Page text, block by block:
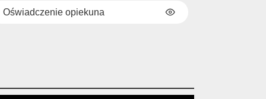
Oświadczenie opiekuna